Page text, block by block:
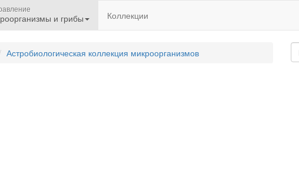
и грибы Коллекции
Астробиологическая коллекция микроорганизмов